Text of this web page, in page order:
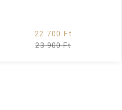
22 700 Ft
23 900 Ft